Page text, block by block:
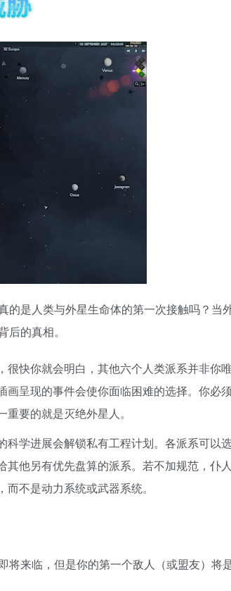
是人类与外星生命体的第一次接触吗？当
的真相。
快你就会明白，其他六个人类派系并非你
呈现的事件会使你面临困难的选择。你必
要的就是灭绝外星人。
科学进展会解锁私有工程计划。各派系可以
他另有优先盘算的派系。若不加规范，仆
不是动力系统或武器系统。
将来临，但是你的第一个敌人（或盟友）将